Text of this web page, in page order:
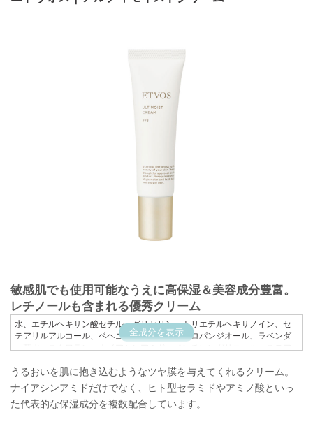
敏感肌でも使用可能なうえに高保湿＆美容成分豊富。
レチノールも含まれる優秀クリーム
全成分を表示
水、エチルヘキサン酸セチル、グリセリン、トリエチルヘキサノイン、セ
テアリルアルコール、ベヘニルアルコール、プロパンジオール、ラベンダ
ドAG、セラミドAP、クリスマムマリチマムエキス、フィトスフィンゴシ
ン、コレステロール、フィトステロールズ、ヒアルロン酸Na、テトラヘキ
シルデカン酸アスコルビル、トコフェロール、パルミチン酸レチノール、
パンテノール、PCA-Na、セリン、グリシン、グルタミン酸、アラニン、
うるおいを肌に抱き込むようなツヤ膜を与えてくれるクリーム。
ナイアシンアミドだけでなく、ヒト型セラミドやアミノ酸といっ
た代表的な保湿成分を複数配合しています。